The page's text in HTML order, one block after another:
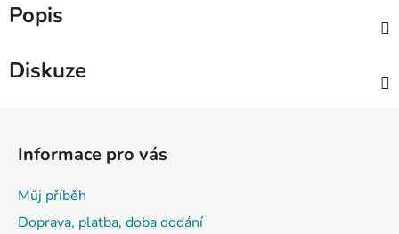
Popis
Diskuze
Informace pro vás
Můj příběh
Doprava, platba, doba dodání